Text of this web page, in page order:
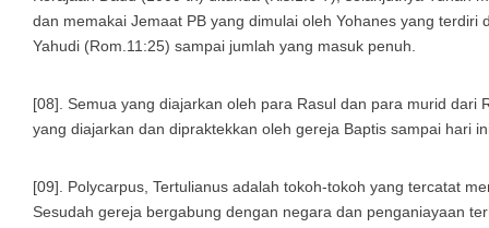
dan memakai Jemaat PB yang dimulai oleh Yohanes yang
Yahudi (Rom.11:25) sampai jumlah yang masuk penuh.
[08]. Semua yang diajarkan oleh para Rasul dan para murid
yang diajarkan dan dipraktekkan oleh gereja Baptis sampai hari
[09]. Polycarpus, Tertulianus adalah tokoh-tokoh yang tercatat
Sesudah gereja bergabung dengan negara dan penganiayaan